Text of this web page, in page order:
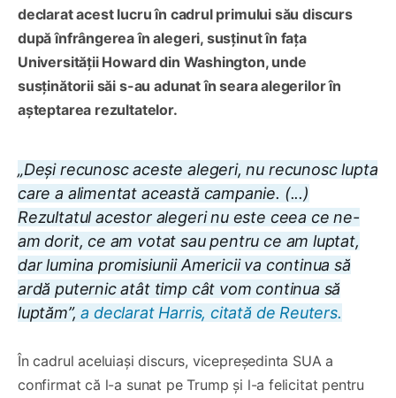
declarat acest lucru în cadrul primului său discurs
după înfrângerea în alegeri, susținut în fața
Universității Howard din Washington, unde
susținătorii săi s-au adunat în seara alegerilor în
așteptarea rezultatelor.
„Deşi recunosc aceste alegeri, nu recunosc lupta
care a alimentat această campanie. (...)
Rezultatul acestor alegeri nu este ceea ce ne-
am dorit, ce am votat sau pentru ce am luptat,
dar lumina promisiunii Americii va continua să
ardă puternic atât timp cât vom continua să
luptăm”, a declarat Harris, citată de Reuters.
În cadrul aceluiași discurs, vicepreședinta SUA a
confirmat că l-a sunat pe Trump și l-a felicitat pentru